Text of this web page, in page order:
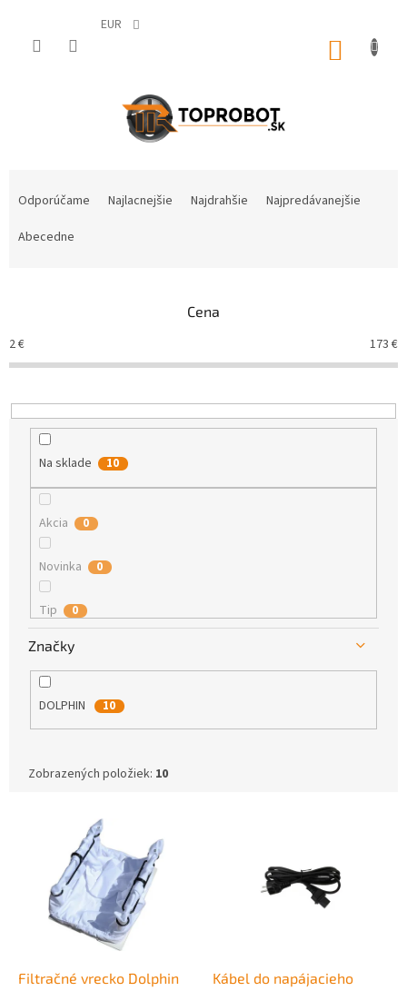
EUR
r
o
u
k
Odporúčame Najlacnejšie Najdrahšie
Najpredávanejšie
Abecedne
Cena
2€ 173 €
Na sklade 10
Akcia 0
Novinka 0
Tip 0
Značky
DOLPHIN 10
Zobrazených položiek: 10
Filtračné vrecko Dolphin
Kábel do napájacieho